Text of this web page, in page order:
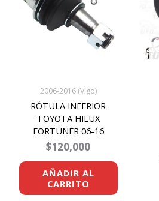
2006-2016 (Vigo)
RÓTULA INFERIOR
TOYOTA HILUX
FORTUNER 06-16
$120,000
AÑADIR AL
CARRITO